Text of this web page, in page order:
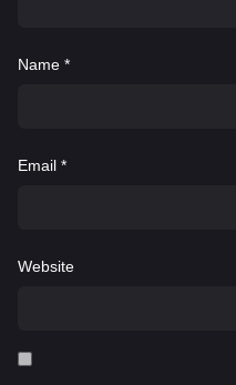
Name *
Email *
Website